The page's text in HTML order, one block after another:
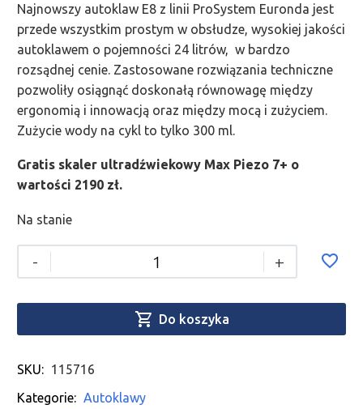
Najnowszy autoklaw E8 z linii ProSystem Euronda jest
przede wszystkim prostym w obsłudze, wysokiej jakości
autoklawem o pojemności 24 litrów, w bardzo
rozsądnej cenie. Zastosowane rozwiązania techniczne
pozwoliły osiągnąć doskonałą równowagę między
ergonomią i innowacją oraz między mocą i zużyciem.
Zużycie wody na cykl to tylko 300 ml.
Gratis skaler ultradźwiekowy Max Piezo 7+ o
wartości 2190 zł.
Na stanie
- +
 Do koszyka
SKU: 115716
Kategorie: Autoklawy